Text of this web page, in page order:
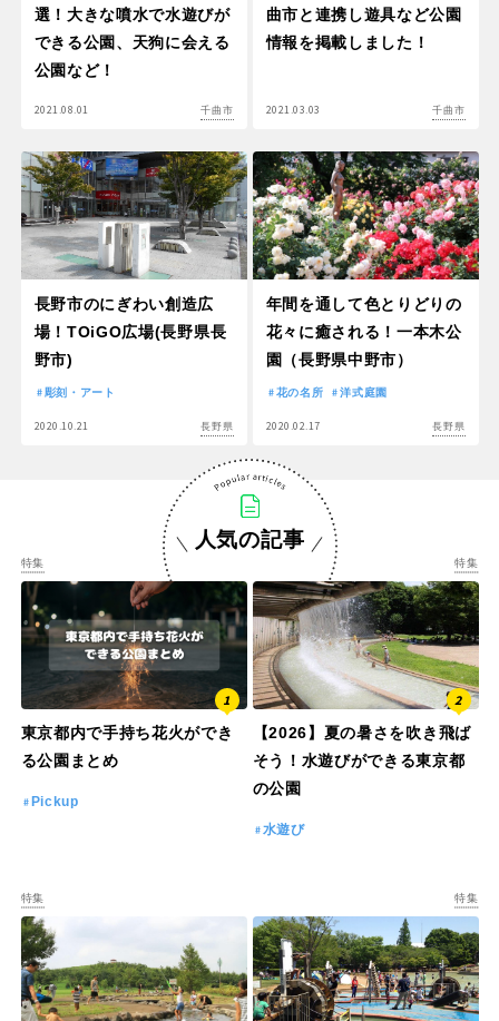
選！大きな噴水で水遊びが
できる公園、天狗に会える
公園など！
2021.08.01 千曲市
曲市と連携し遊具など公園
情報を掲載しました！
2021.03.03 千曲市
長野市のにぎわい創造広
場！TOiGO広場(長野県長
野市)
彫刻・アート
2020.10.21 長野県
年間を通して色とりどりの
花々に癒される！一本木公
園（長野県中野市）
花の名所 洋式庭園
2020.02.17 長野県
人気の記事
特集
東京都内で手持ち花火ができ
る公園まとめ
Pickup
特集
【2026】夏の暑さを吹き飛ば
そう！水遊びができる東京都
の公園
水遊び
特集 特集